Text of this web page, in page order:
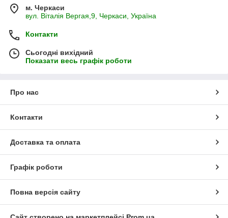
м. Черкаси
вул. Віталія Вергая,9, Черкаси, Україна
Контакти
Сьогодні вихідний
Показати весь графік роботи
Про нас
Контакти
Доставка та оплата
Графік роботи
Повна версія сайту